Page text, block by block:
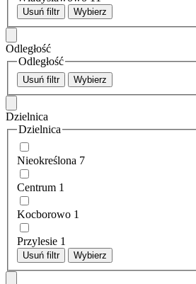
Usuń filtr Wybierz
Odległość
Odległość
Usuń filtr Wybierz
Dzielnica
Dzielnica
Nieokreślona 7
Centrum 1
Kocborowo 1
Przylesie 1
Usuń filtr Wybierz